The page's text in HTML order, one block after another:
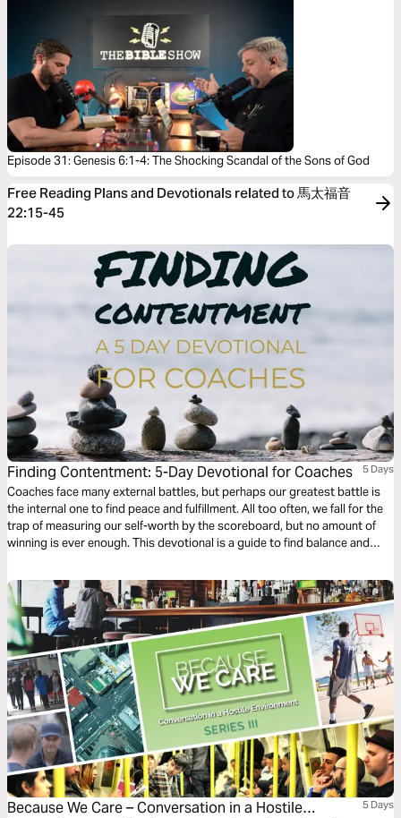
Episode 31: Genesis 6:1-4: The Shocking Scandal of the Sons of God
Free Reading Plans and Devotionals related to 馬太福音
22:15-45
Finding Contentment: 5-Day Devotional for Coaches 5 Days
Coaches face many external battles, but perhaps our greatest battle is
the internal one to find peace and fulfillment. All too often, we fall for the
trap of measuring our self-worth by the scoreboard, but no amount of
winning is ever enough. This devotional is a guide to find balance and
all else.
Because We Care – Conversation in a Hostile
5 Days